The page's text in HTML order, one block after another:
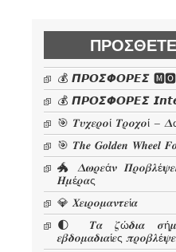
💰 𝞟𝞠𝞞𝞢𝞥𝞞𝞠𝞔𝞢
💰 𝞟𝞠𝞞𝞢𝞥𝞞𝞠𝞔𝞢
🎯 𝜯𝝊𝝌𝜺𝝆𝝄ί 𝜯𝝆𝝄𝝌𝝄ί –
🎯 𝑻𝒉𝒆 𝑮𝒐𝒍𝒅𝒆𝒏 𝑾𝒉𝒆𝒆𝒍
🐲 𝜟𝝎𝝆𝜺ά𝝂
𝜢𝝁έ𝝆𝜶ς
💎 𝜲𝜺𝜾𝝆𝝄𝝁𝜶𝝂𝝉𝜺ί𝜶
🌓 𝜯𝜶 𝜻ώ𝜹𝜾𝜶
𝜺𝜷𝜹𝝄𝝁𝜶𝜹𝜾𝜶ί𝜺ς